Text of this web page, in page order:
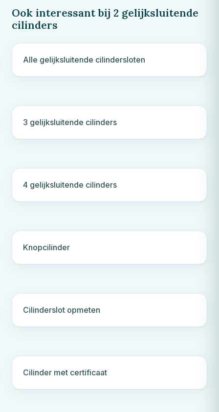
Ook interessant bij 2 gelijksluitende
cilinders
Alle gelijksluitende cilindersloten
3 gelijksluitende cilinders
4 gelijksluitende cilinders
Knopcilinder
Cilinderslot opmeten
Cilinder met certificaat